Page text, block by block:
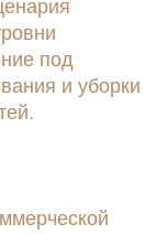
под
и уборки